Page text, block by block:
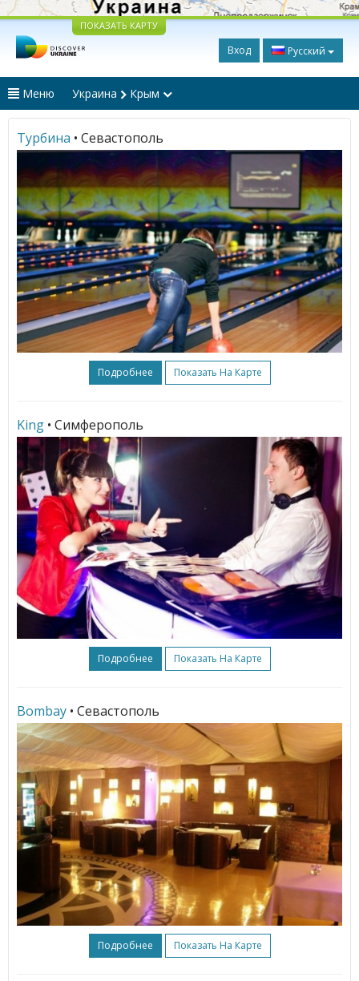
ПОКАЗАТЬ КАРТУ
Вход Русский
Меню Украина Крым
Турбина • Севастополь
Подробнее Показать На Карте
King • Симферополь
Подробнее Показать На Карте
Bombay • Севастополь
Подробнее Показать На Карте